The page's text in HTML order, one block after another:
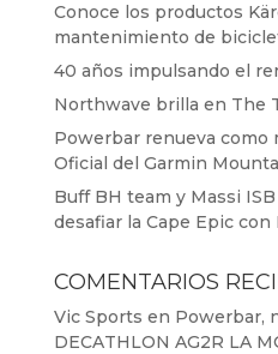
Conoce los productos
mantenimiento de
40 años impulsando el
Northwave brilla en The
Powerbar renueva como
Oficial del Garmin
Buff BH team y Massi
desafiar la Cape Epic
COMENTARIOS
Vic Sports en Powerbar,
DECATHLON AG2R LA